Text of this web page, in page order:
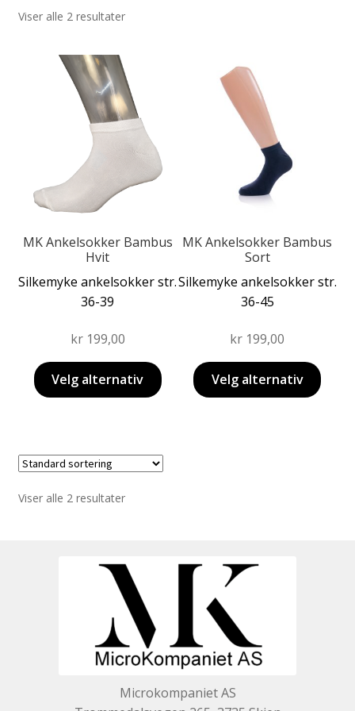
Produkter
Forhandler
Viser alle 2 resultater
MK Ankelsokker Bambus
Hvit
Silkemyke ankelsokker str.
36-39
kr199,00
Velg alternativ
Dette
produktet
har
flere
varianter.
Alternativene
velges
produktsiden
MK Ankelsokker Bambus
Sort
Silkemyke ankelsokker str.
36-45
kr 199,00
Velg alternativ
produktet
har
flere
varianter.
Alternativene
kan
velges
produktsiden
Viser alle 2 resultater
Microkompaniet AS